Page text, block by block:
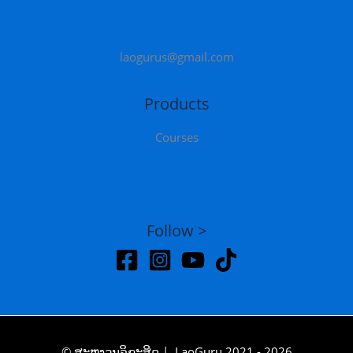
laogurus@gmail.com
Products
Courses
Follow >